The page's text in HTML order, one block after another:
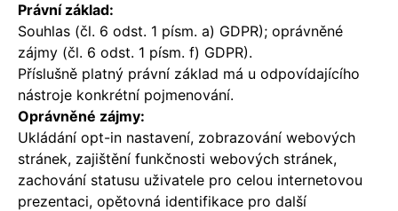
Právní základ:
Souhlas (čl. 6 odst. 1 písm. a) GDPR); oprávněné
zájmy (čl. 6 odst. 1 písm. f) GDPR).
Příslušně platný právní základ má u odpovídajícího
nástroje konkrétní pojmenování.
Oprávněné zájmy:
Ukládání opt-in nastavení, zobrazování webových
stránek, zajištění funkčnosti webových stránek,
zachování statusu uživatele pro celou internetovou
prezentaci, opětovná identifikace pro další